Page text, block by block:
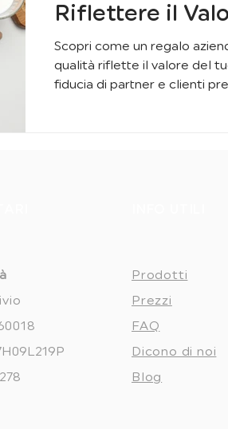
Riflettere il
Brand con il
Scopri come un regalo
qualità riflette il valore del
fiducia di partner e clienti
Prodotti
Prezzi
FAQ
Dicono di noi
Blog